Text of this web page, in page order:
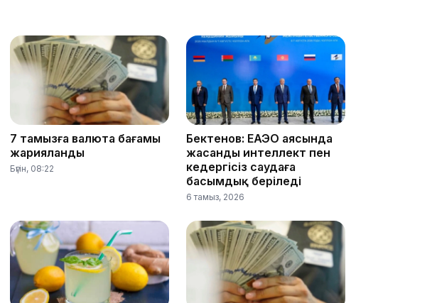
7 тамызға валюта бағамы
жарияланды
Бүгін, 08:22
Бектенов: ЕАЭО аясында
жасанды интеллект пен
кедергісіз саудаға
басымдық беріледі
6 тамыз, 2026